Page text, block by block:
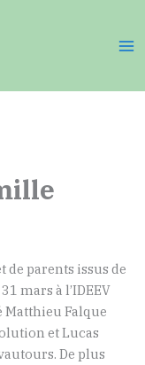
de parents issus de
mars à l’IDEEV
Falque
et Lucas
De plus